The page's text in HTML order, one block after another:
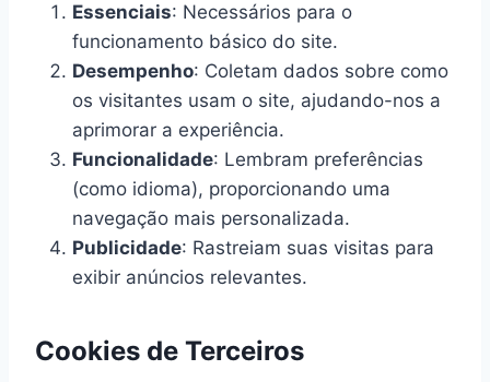
Essenciais: Necessários para o
funcionamento básico do site.
Desempenho: Coletam dados sobre como
os visitantes usam o site, ajudando-nos a
aprimorar a experiência.
Funcionalidade: Lembram preferências
(como idioma), proporcionando uma
navegação mais personalizada.
Publicidade: Rastreiam suas visitas para
exibir anúncios relevantes.
Cookies de Terceiros